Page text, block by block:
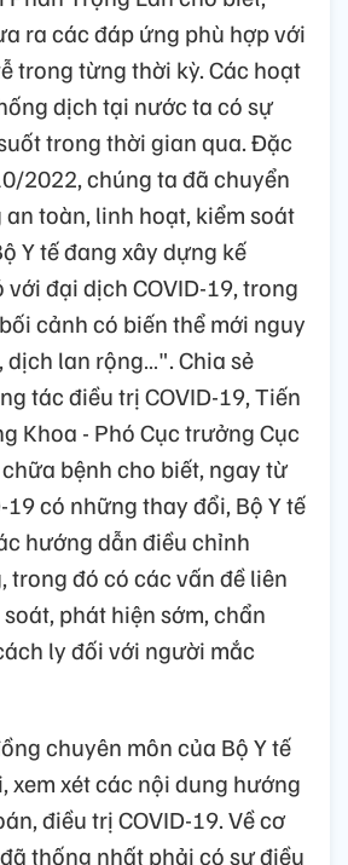
ra các đáp ứng phù hợp với
trong từng thời kỳ. Các hoạt
dịch tại nước ta có sự
trong thời gian qua. Đặc
2022, chúng ta đã chuyển
toàn, linh hoạt, kiểm soát
Y tế đang xây dựng kế
đại dịch COVID-19, trong
cảnh có biến thể mới nguy
dịch lan rộng…". Chia sẻ
tác điều trị COVID-19, Tiến
Khoa - Phó Cục trưởng Cục
bệnh cho biết, ngay từ
19 có những thay đổi, Bộ Y tế
hướng dẫn điều chỉnh
trong đó có các vấn đề liên
phát hiện sớm, chẩn
ly đối với người mắc
chuyên môn của Bộ Y tế
xem xét các nội dung hướng
điều trị COVID-19. Về cơ
thống nhất phải có sự điều